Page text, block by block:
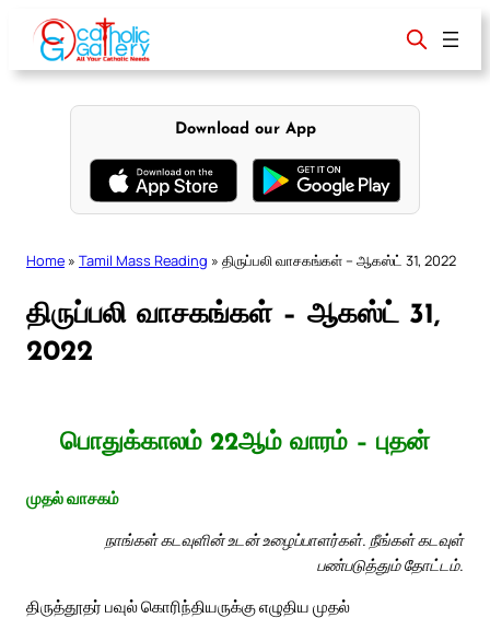
content
Download our App
Home » Tamil Mass Reading » திருப்பலி வாசகங்கள் – ஆகஸ்ட் 31, 2022
திருப்பலி வாசகங்கள் – ஆகஸ்ட் 31,
2022
பொதுக்காலம் 22ஆம் வாரம் – புதன்
முதல் வாசகம்
நாங்கள் கடவுளின் உடன் உழைப்பாளர்கள். நீங்கள் கடவுள்
பண்படுத்தும் தோட்டம்.
திருத்தூதர் பவுல் கொரிந்தியருக்கு எழுதிய முதல்